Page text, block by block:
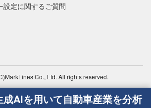
設定に関するご質問
Co., Ltd. All rights reserved.
AIを用いて自動車産業を分析